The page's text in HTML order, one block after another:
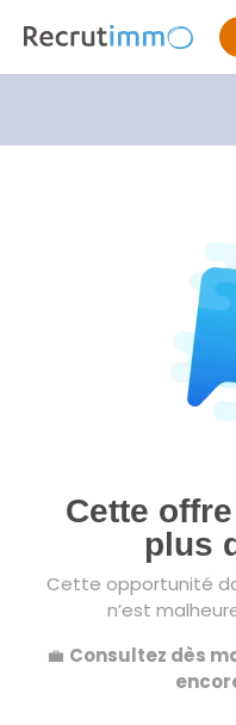
Cette
plus
Cette opportunité
n’est
💼 Consultez dès